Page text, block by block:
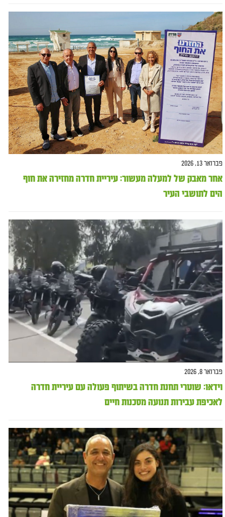
פברואר 13, 2026
אחר מאבק של למעלה מעשור: עיריית חדרה מחזירה את חוף
הים לתושבי העיר
פברואר 8, 2026
וידאו: שוטרי תחנת חדרה בשיתוף פעולה עם עיריית חדרה
לאכיפת עבירות תנועה מסכנות חיים